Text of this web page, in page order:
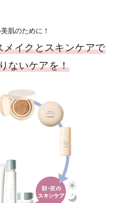
肌のために！
イクとスキンケアで
ないケアを！